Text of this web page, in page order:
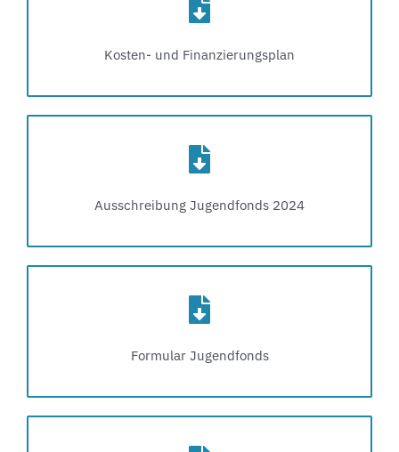
Kosten- und Finanzierungsplan
Ausschreibung Jugendfonds 2024
Formular Jugendfonds